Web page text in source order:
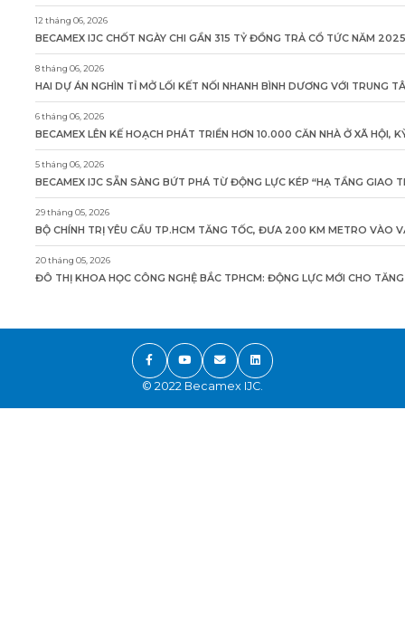
12 tháng 06, 2026
BECAMEX IJC CHỐT NGÀY CHI GẦN 315 TỶ ĐỒNG TRẢ CỔ TỨC NĂM 2025
8 tháng 06, 2026
HAI DỰ ÁN NGHÌN TỈ MỞ LỐI KẾT NỐI NHANH BÌNH DƯƠNG VỚI TRUNG
6 tháng 06, 2026
BECAMEX LÊN KẾ HOẠCH PHÁT TRIỂN HƠN 10.000 CĂN NHÀ Ở XÃ
5 tháng 06, 2026
BECAMEX IJC SẴN SÀNG BỨT PHÁ TỪ ĐỘNG LỰC KÉP “HẠ TẦNG GIAO
29 tháng 05, 2026
BỘ CHÍNH TRỊ YÊU CẦU TP.HCM TĂNG TỐC, ĐƯA 200 KM METRO VÀO
20 tháng 05, 2026
ĐÔ THỊ KHOA HỌC CÔNG NGHỆ BẮC TPHCM: ĐỘNG LỰC MỚI CHO
© 2022 Becamex IJC.